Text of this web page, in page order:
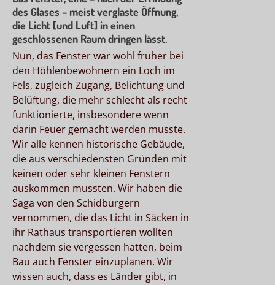
des Glases – meist verglaste Öffnung,
die Licht [und Luft] in einen
geschlossenen Raum dringen lässt.
Nun, das Fenster war wohl früher bei
den Höhlenbewohnern ein Loch im
Fels, zugleich Zugang, Belichtung und
Belüftung, die mehr schlecht als recht
funktionierte, insbesondere wenn
darin Feuer gemacht werden musste.
Wir alle kennen historische Gebäude,
die aus verschiedensten Gründen mit
keinen oder sehr kleinen Fenstern
auskommen mussten. Wir haben die
Saga von den Schidbürgern
vernommen, die das Licht in Säcken in
ihr Rathaus transportieren wollten
nachdem sie vergessen hatten, beim
Bau auch Fenster einzuplanen. Wir
wissen auch, dass es Länder gibt, in